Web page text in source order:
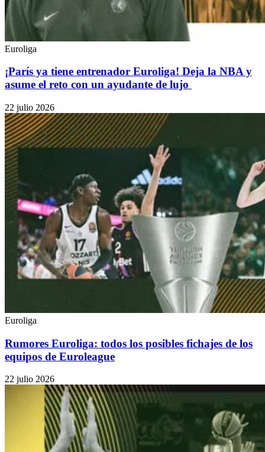
Euroliga
¡París ya tiene entrenador Euroliga! Deja la NBA y
asume el reto con un ayudante de lujo
22 julio 2026
Euroliga
Rumores Euroliga: todos los posibles fichajes de los
equipos de Euroleague
22 julio 2026